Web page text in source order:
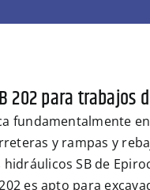
202 para
fundamentalmente
y rampas y
SB de
es apto para